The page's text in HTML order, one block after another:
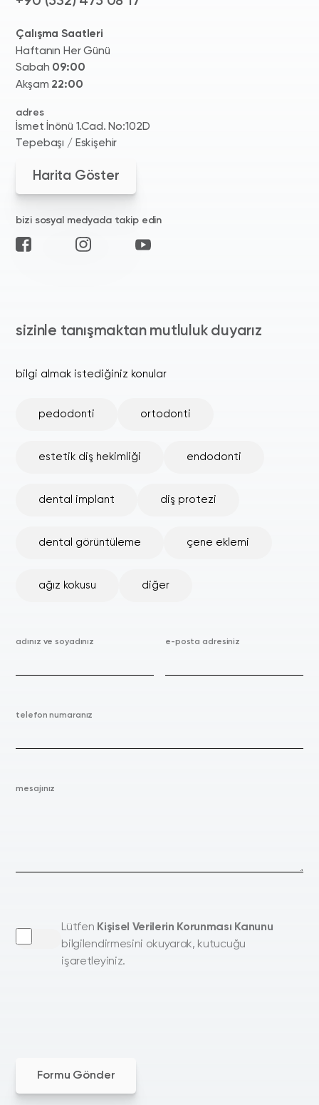
Çalışma Saatleri
Haftanın Her Günü
Sabah 09:00
Akşam 22:00
adres
İsmet İnönü 1.Cad. No:102D
Tepebaşı / Eskişehir
Harita Göster
bizi sosyal medyada takip edin
sizinle tanışmaktan mutluluk duyarız
bilgi almak istediğiniz konular
pedodonti ortodonti
estetik diş hekimliği endodonti
dental implant diş protezi
dental görüntüleme çene eklemi
ağız kokusu diğer
adınız ve soyadınız e-posta adresiniz
telefon numaranız
mesajınız
Lütfen Kişisel Verilerin Korunması Kanunu
bilgilendirmesini okuyarak, kutucuğu
işaretleyiniz.
Formu Gönder